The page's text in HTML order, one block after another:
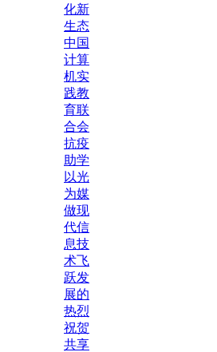
化新
生态
中国
计算
机实
践教
育联
合会
抗疫
助学
以光
为媒
做现
代信
息技
术飞
跃发
展的
热烈
祝贺
共享